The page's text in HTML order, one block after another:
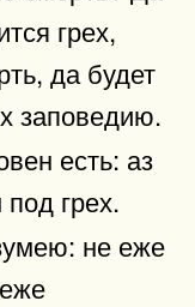
грех,
да будет
заповедию.
есть: аз
грех.
не еже